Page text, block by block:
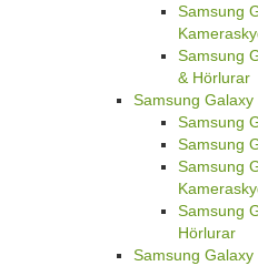
Samsung
Samsung
& Hörlurar
Samsung Galaxy
Samsung
Samsung
Samsung
Samsung
Hörlurar
Samsung Galaxy